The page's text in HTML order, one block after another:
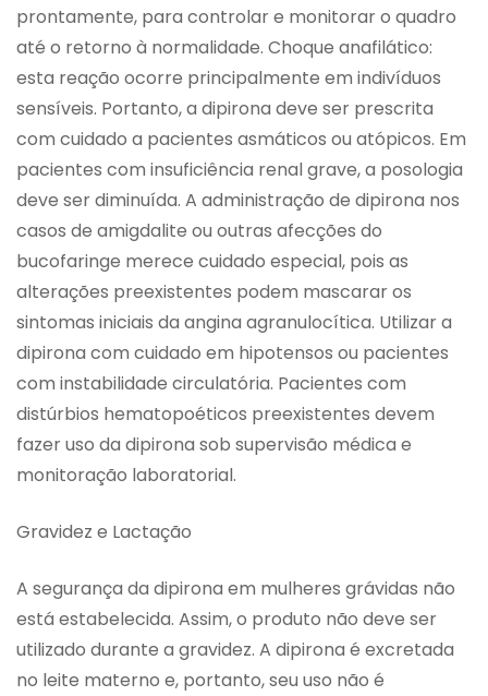
prontamente, para controlar e monitorar o quadro
até o retorno à normalidade. Choque anafilático:
esta reação ocorre principalmente em indivíduos
sensíveis. Portanto, a dipirona deve ser prescrita
com cuidado a pacientes asmáticos ou atópicos. Em
pacientes com insuficiência renal grave, a posologia
deve ser diminuída. A administração de dipirona nos
casos de amigdalite ou outras afecções do
bucofaringe merece cuidado especial, pois as
alterações preexistentes podem mascarar os
sintomas iniciais da angina agranulocítica. Utilizar a
dipirona com cuidado em hipotensos ou pacientes
com instabilidade circulatória. Pacientes com
distúrbios hematopoéticos preexistentes devem
fazer uso da dipirona sob supervisão médica e
monitoração laboratorial.
Gravidez e Lactação
A segurança da dipirona em mulheres grávidas não
está estabelecida. Assim, o produto não deve ser
utilizado durante a gravidez. A dipirona é excretada
no leite materno e, portanto, seu uso não é